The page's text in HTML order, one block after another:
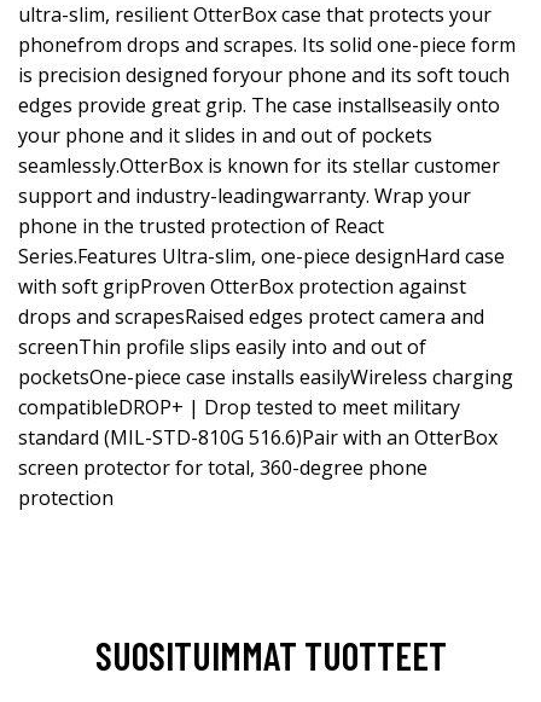
ultra-slim, resilient OtterBox case that protects your
phonefrom drops and scrapes. Its solid one-piece form
is precision designed foryour phone and its soft touch
edges provide great grip. The case installseasily onto
your phone and it slides in and out of pockets
seamlessly.OtterBox is known for its stellar customer
support and industry-leadingwarranty. Wrap your
phone in the trusted protection of React
Series.Features Ultra-slim, one-piece designHard case
with soft gripProven OtterBox protection against
drops and scrapesRaised edges protect camera and
screenThin profile slips easily into and out of
pocketsOne-piece case installs easilyWireless charging
compatibleDROP+ | Drop tested to meet military
standard (MIL-STD-810G 516.6)Pair with an OtterBox
screen protector for total, 360-degree phone
protection
SUOSITUIMMAT TUOTTEET